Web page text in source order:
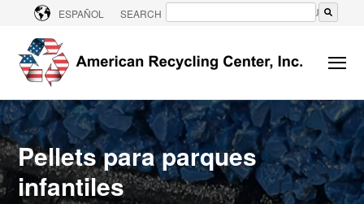
ESPAÑOL SEARCH CONTACT US
Pellets para parques
infantiles